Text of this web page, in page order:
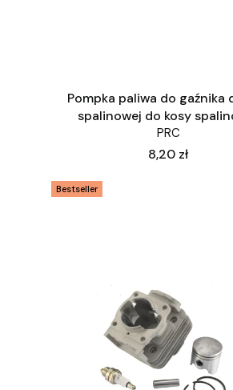
Pompka paliwa do gaźnika
spalinowej do kosy
PRC
Cena
8,20 zł
Bestseller